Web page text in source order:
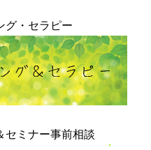
グ・セラピー
セミナー事前相談